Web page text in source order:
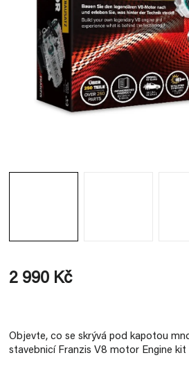
2 990 Kč
Objevte, co se skrývá pod kapotou
stavebnicí Franzis V8 motor Engine kit